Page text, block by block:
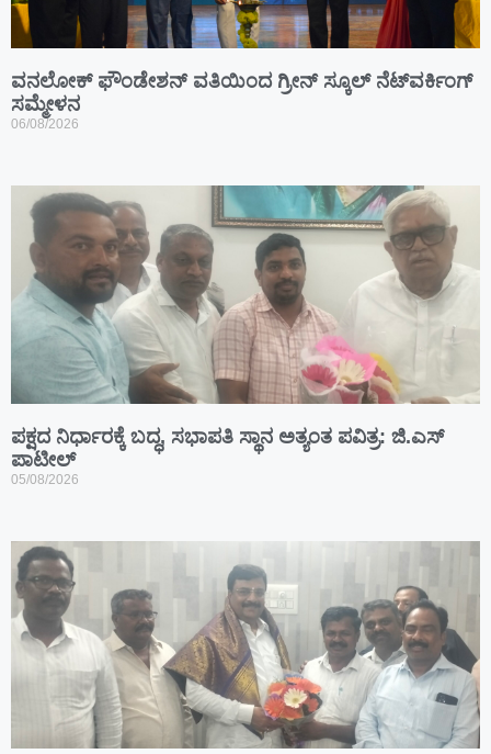
ವನಲೋಕ್ ಫೌಂಡೇಶನ್ ವತಿಯಿಂದ ಗ್ರೀನ್ ಸ್ಕೂಲ್ ನೆಟ್‌ವರ್ಕಿಂಗ್
ಸಮ್ಮೇಳನ
06/08/2026
ಪಕ್ಷದ ನಿರ್ಧಾರಕ್ಕೆ ಬದ್ಧ, ಸಭಾಪತಿ ಸ್ಥಾನ ಅತ್ಯಂತ ಪವಿತ್ರ: ಜಿ.ಎಸ್
ಪಾಟೀಲ್
05/08/2026